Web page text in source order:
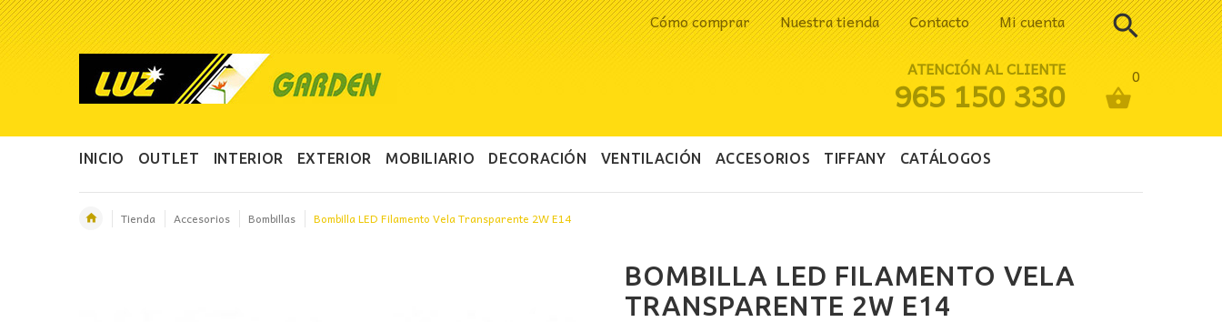
Cómo comprar Nuestra tienda Contacto Mi cuenta
0
ATENCIÓN AL CLIENTE
965 150 330
INICIO OUTLET INTERIOR EXTERIOR MOBILIARIO DECORACIÓN VENTILACIÓN ACCESORIOS TIFFANY CATÁLOGOS
Tienda Accesorios Bombillas Bombilla LED Filamento Vela Transparente 2W E14
BOMBILLA LED FILAMENTO VELA
TRANSPARENTE 2W E14